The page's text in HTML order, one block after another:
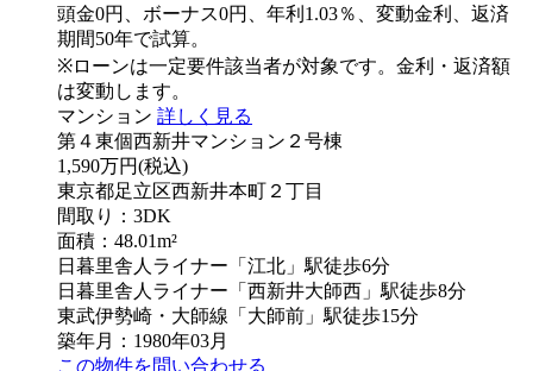
頭金0円、ボーナス0円、年利1.03％、変動金利、返済
期間50年で試算。
※ローンは一定要件該当者が対象です。金利・返済額
は変動します。
マンション 詳しく見る
第４東個西新井マンション２号棟
1,590万円(税込)
東京都足立区西新井本町２丁目
間取り：3DK
面積：48.01m²
日暮里舎人ライナー「江北」駅徒歩6分
日暮里舎人ライナー「西新井大師西」駅徒歩8分
東武伊勢崎・大師線「大師前」駅徒歩15分
築年月：1980年03月
この物件を問い合わせる